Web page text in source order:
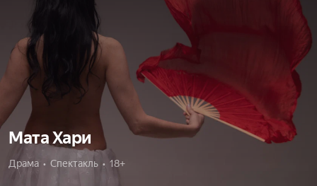
Мата Хари
Драма  •  Спектакль  •  18+